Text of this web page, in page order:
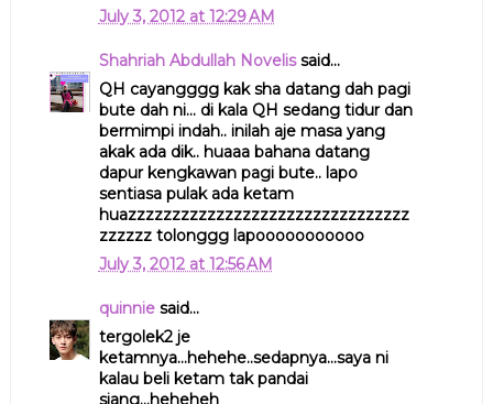
July 3, 2012 at 12:29 AM
Shahriah Abdullah Novelissaid...
QH cayangggg kak sha datang dah pagi
bute dah ni... di kala QH sedang tidur dan
bermimpi indah.. inilah aje masa yang
akak ada dik.. huaaa bahana datang
dapur kengkawan pagi bute.. lapo
sentiasa pulak ada ketam
huazzzzzzzzzzzzzzzzzzzzzzzzzzzzzzzz
zzzzzz tolonggg lapooooooooooo
July 3, 2012 at 12:56 AM
quinniesaid...
tergolek2 je
ketamnya...hehehe..sedapnya...saya ni
kalau beli ketam tak pandai
siang...heheheh